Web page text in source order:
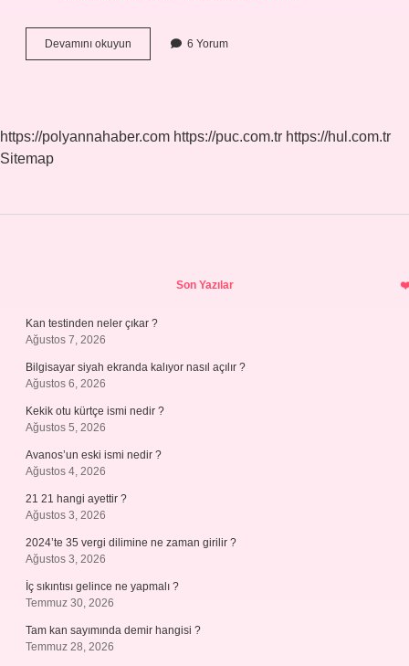
Devamını okuyun Osmanlıda
Varak
6 Yorum
https://polyannahaber.com https://puc.com.tr https://hul.com.tr
Sitemap
Son Yazılar
Kan testinden neler çıkar ?
Ağustos 7, 2026
Bilgisayar siyah ekranda kalıyor nasıl açılır ?
Ağustos 6, 2026
Kekik otu kürtçe ismi nedir ?
Ağustos 5, 2026
Avanos’un eski ismi nedir ?
Ağustos 4, 2026
21 21 hangi ayettir ?
Ağustos 3, 2026
2024’te 35 vergi dilimine ne zaman girilir ?
Ağustos 3, 2026
İç sıkıntısı gelince ne yapmalı ?
Temmuz 30, 2026
Tam kan sayımında demir hangisi ?
Temmuz 28, 2026